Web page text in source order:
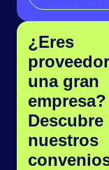
¿Eres
una gran
empresa?
Descubre
nuestros